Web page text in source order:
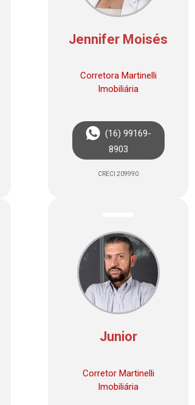
Jennifer Moisés
Corretora Martinelli
Imobiliária
(16) 99169-
8903
CRECI 209990
Junior
Corretor Martinelli
Imobiliária